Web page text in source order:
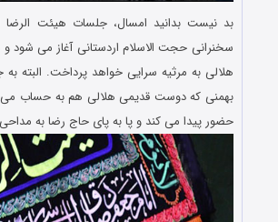
سخنرانی حجت الاسلام اردستانی آغاز می شود و
هلالی به مرثیه سرایی خواهد پرداخت. البته به
بهمنی که دوست قدیمی هلالی هم به حساب می
حضور پیدا می کند و پا به پای حاج رضا به